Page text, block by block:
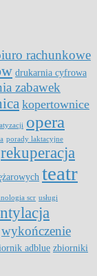
rachunkowe
drukarnia cyfrowa
zabawek
kopertownice
opera
porady laktacyjne
rekuperacja
teatr
scr usługi
wykończenie
adblue zbiorniki